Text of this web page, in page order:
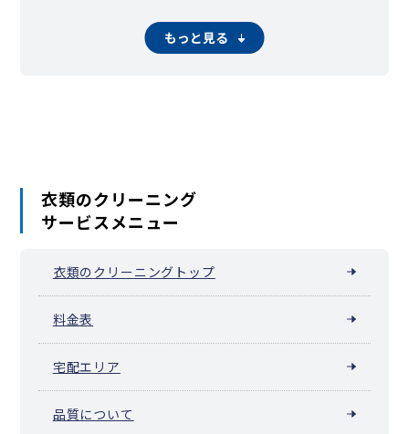
天龍村泰阜村喬木村豊丘村
王滝村大桑村木曽町 麻績村
もっと見る
衣類のクリーニング
サービスメニュー
衣類のクリーニングトップ
料金表
宅配エリア
品質について